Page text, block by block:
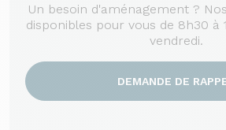
Un besoin d'aménagement ?
disponibles pour vous de 8h30 à
vendredi.
DEMANDE DE